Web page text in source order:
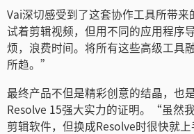
Vai深切感受到了这套协作工具所带
试着剪辑视频，但用不同的应用程序
烦，浪费时间。将所有这些高级工具
所趋。”
最终产品不但是精彩创意的结晶，也
Resolve 15强大实力的证明。“虽然
剪辑软件，但换成Resolve时很快就